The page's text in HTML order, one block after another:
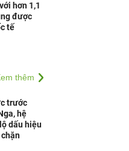
hơn 1,1
được
tế
thêm
trước
hệ
dấu hiệu